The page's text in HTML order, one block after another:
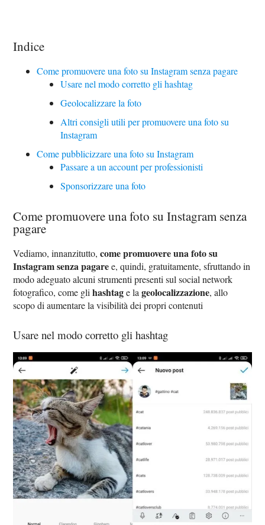
Indice
Come promuovere una foto su Instagram senza pagare
Usare nel modo corretto gli hashtag
Geolocalizzare la foto
Altri consigli utili per promuovere una foto su
Instagram
Come pubblicizzare una foto su Instagram
Passare a un account per professionisti
Sponsorizzare una foto
Come promuovere una foto su Instagram senza
pagare
Vediamo, innanzitutto,come promuovere una foto su
Instagram senza pagaree, quindi, gratuitamente, sfruttando in
modo adeguato alcuni strumenti presenti sul social network
fotografico, come glihashtage lageolocalizzazione, allo
scopo di aumentare la visibilità dei propri contenuti
Usare nel modo corretto gli hashtag